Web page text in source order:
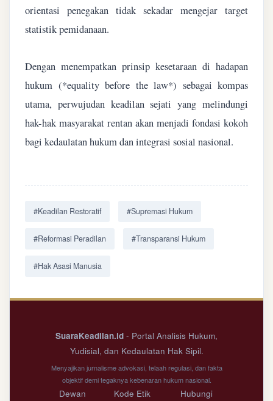
orientasi penegakan tidak sekadar mengejar target
statistik pemidanaan.
Dengan menempatkan prinsip kesetaraan di hadapan
hukum (*equality before the law*) sebagai kompas
utama, perwujudan keadilan sejati yang melindungi
hak-hak masyarakat rentan akan menjadi fondasi kokoh
bagi kedaulatan hukum dan integrasi sosial nasional.
#Keadilan Restoratif #Supremasi Hukum
#Reformasi Peradilan #Transparansi Hukum
#Hak Asasi Manusia
SuaraKeadilan.id - Portal Analisis Hukum,
Yudisial, dan Kedaulatan Hak Sipil.
Menyajikan jurnalisme advokasi, telaah regulasi, dan fakta
objektif demi tegaknya kebenaran hukum nasional.
Dewan Kode Etik Hubungi